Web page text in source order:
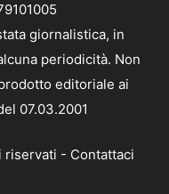
giornalistica, in
periodicità. Non
editoriale ai
07.03.2001
riservati - Contattaci